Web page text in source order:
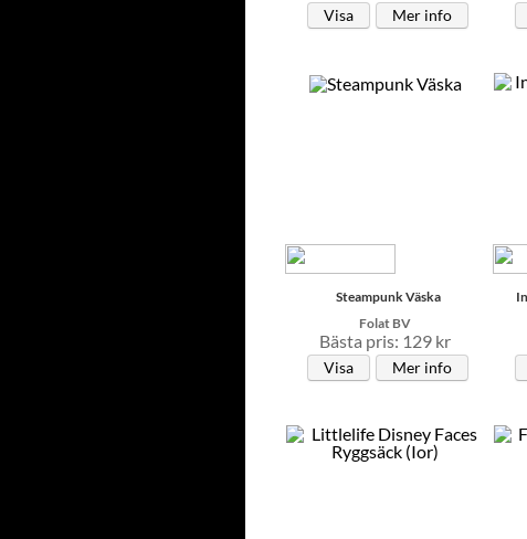
Visa Mer info
Steampunk Väska
Folat BV
Bästa pris: 129 kr
Visa Mer info